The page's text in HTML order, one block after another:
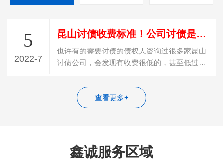
5
2022-7
昆山讨债收费标准！公司讨债是怎么收费？
也许有的需要讨债的债权人咨询过很多家昆山
讨债公司，会发现有收费很低的，甚至低过
查看更多+
鑫诚服务区域